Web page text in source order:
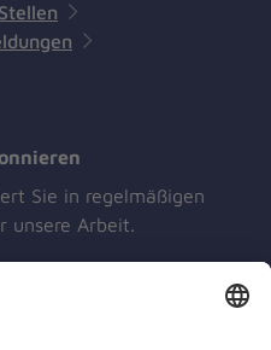
Sie in regelmäßigen
unsere Arbeit.